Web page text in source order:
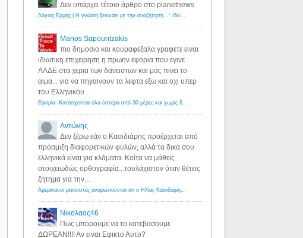
Δεν υπάρχει τέτοιο άρθρο στο planetnews
Λόγιος Ερμής | Η γνώση ξεκινάει με την αναζήτηση...: Ιδού οι 18 που χρωστούν 11 δις ευρώ!
Manos Sapountzakis
πιο δημοσιο και κουραφεξαλα γραφετε ειναι
ιδιωτικη επιχειρηση η πρωην εφορια που εγινε
ΑΑΔΕ στα χερια των δανειστων και μας πινει το
αιμα... για να πηγαινουν τα λεφτα εξω και οχι υπερ
του Ελληνικου...
Εφορία: Κατάσχονται όλα ύστερα από 30 μέρες και χωρίς δικαστικές αποφάσεις - Λόγιος Ερμής
Αντώνης
Δεν ξέρω εάν ο Κασιδιάρης προέρχεται από
πρόσμιξη διαφορετικών φυλών, αλλά τα δικά σου
ελληνικά είναι για κλάματα. Κοίτα να μάθεις
στοιχειωδώς ορθογραφία...τουλάχιστον όταν θέτεις
ζήτημα για την...
Αμερικανοί ρατσιστές αναρωτιούνται αν ο Ηλίας Κασιδιάρης ανήκει στη λευκή φυλή... - Λόγιος Ερμής
Νικολαος46
Πως μπορουμε να το κατεβασουμε
ΔΩΡΕΑΝ!!!! Αν ειναι Εφικτο Αυτο?